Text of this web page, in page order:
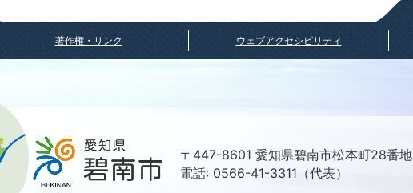
著作権・リンク ウェブアクセシビリティ
〒447-8601 愛知県碧南市松本町28番地
電話: 0566-41-3311（代表）